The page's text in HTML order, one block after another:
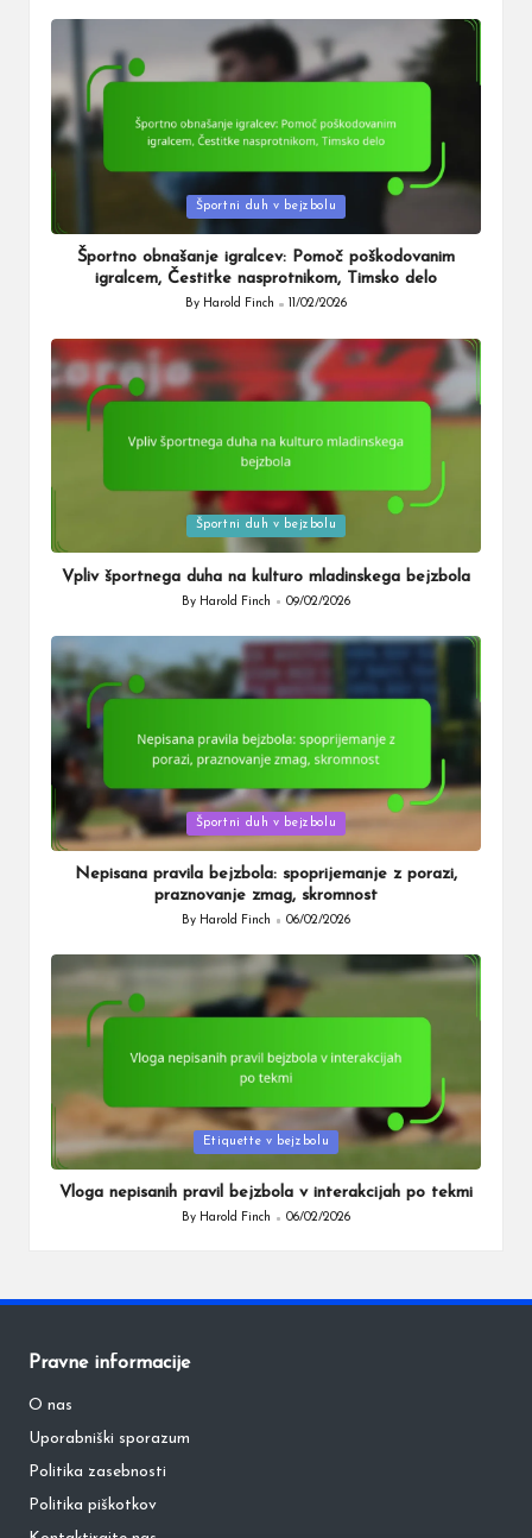
in
Športni duh v bejzbolu
Športno obnašanje igralcev: Pomoč poškodovanim
igralcem, Čestitke nasprotnikom, Timsko delo
Posted
By Harold Finch 11/02/2026
in
Športni duh v bejzbolu
Vpliv športnega duha na kulturo mladinskega bejzbola
Posted
By Harold Finch 09/02/2026
Posted
in
Športni duh v bejzbolu
Nepisana pravila bejzbola: spoprijemanje z porazi,
praznovanje zmag, skromnost
Posted
By Harold Finch 06/02/2026
Posted
in
Etiquette v bejzbolu
Vloga nepisanih pravil bejzbola v interakcijah po tekmi
Posted
By Harold Finch 06/02/2026
Pravne informacije
O nas
Uporabniški sporazum
Politika zasebnosti
Politika piškotkov